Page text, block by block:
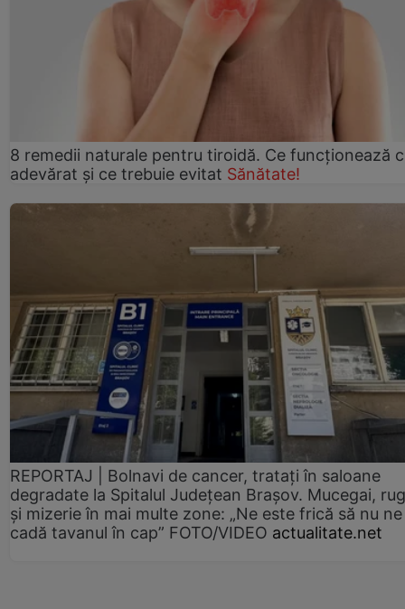
8 remedii naturale pentru tiroidă. Ce funcționează
adevărat și ce trebuie evitat Sănătate!
REPORTAJ | Bolnavi de cancer, tratați în saloane
degradate la Spitalul Județean Brașov. Mucegai,
și mizerie în mai multe zone: „Ne este frică să nu ne
cadă tavanul în cap” FOTO/VIDEO actualitate.net